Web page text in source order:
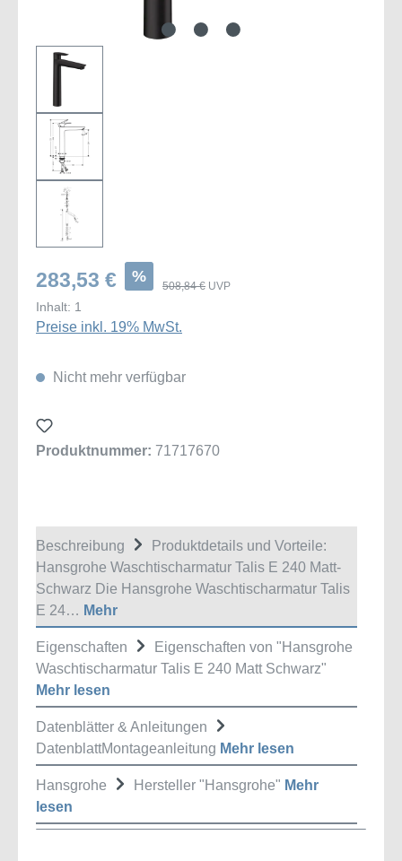
283,53 € %
508,84 € UVP
Inhalt: 1
Preise inkl. 19% MwSt.
Nicht mehr verfügbar
Produktnummer: 71717670
Beschreibung
Produktdetails und Vorteile:
Hansgrohe Waschtischarmatur Talis E 240 Matt-
Schwarz Die Hansgrohe Waschtischarmatur Talis
E 24… Mehr
Eigenschaften
Eigenschaften von "Hansgrohe
Waschtischarmatur Talis E 240 Matt Schwarz"
Mehr lesen
Datenblätter & Anleitungen
DatenblattMontageanleitung Mehr lesen
Hansgrohe Hersteller "Hansgrohe" Mehr
lesen